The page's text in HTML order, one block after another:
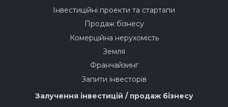
Інвестиційні проекти та стартапи
Продаж бізнесу
Комерційна нерухомість
Земля
Франчайзинг
Запити інвесторів
Залучення інвестицій / продаж бізнесу